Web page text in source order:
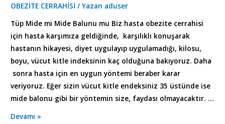
OBEZİTE CERRAHİSİ / Yazan aduser
Tüp Mide mi Mide Balunu mu Biz hasta obezite cerrahisi
için hasta karşımıza geldiğinde, karşılıklı konuşarak
hastanın hikayesi, diyet uygulayıp uygulamadığı, kilosu,
boyu, vücut kitle indeksinin kaç olduğuna bakıyoruz. Daha
sonra hasta için en uygun yöntemi beraber karar
veriyoruz. Eğer sizin vücut kitle endeksiniz 35 üstünde ise
mide balonu gibi bir yöntemin size, faydası olmayacaktır. …
Devamı »